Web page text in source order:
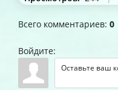
Всего комментариев: 0
Войдите: